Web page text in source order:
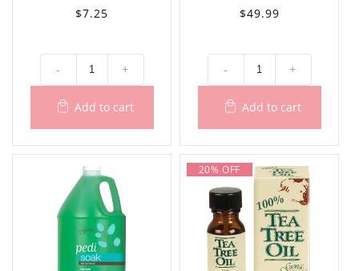
Precio
$7.25
- +
Precio
$49.99
- +
20% OFF